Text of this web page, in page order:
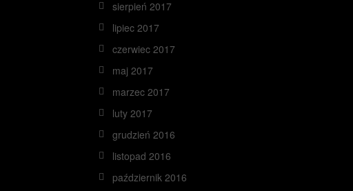
sierpień 2017
lipiec 2017
czerwiec 2017
maj 2017
marzec 2017
luty 2017
grudzień 2016
listopad 2016
październik 2016